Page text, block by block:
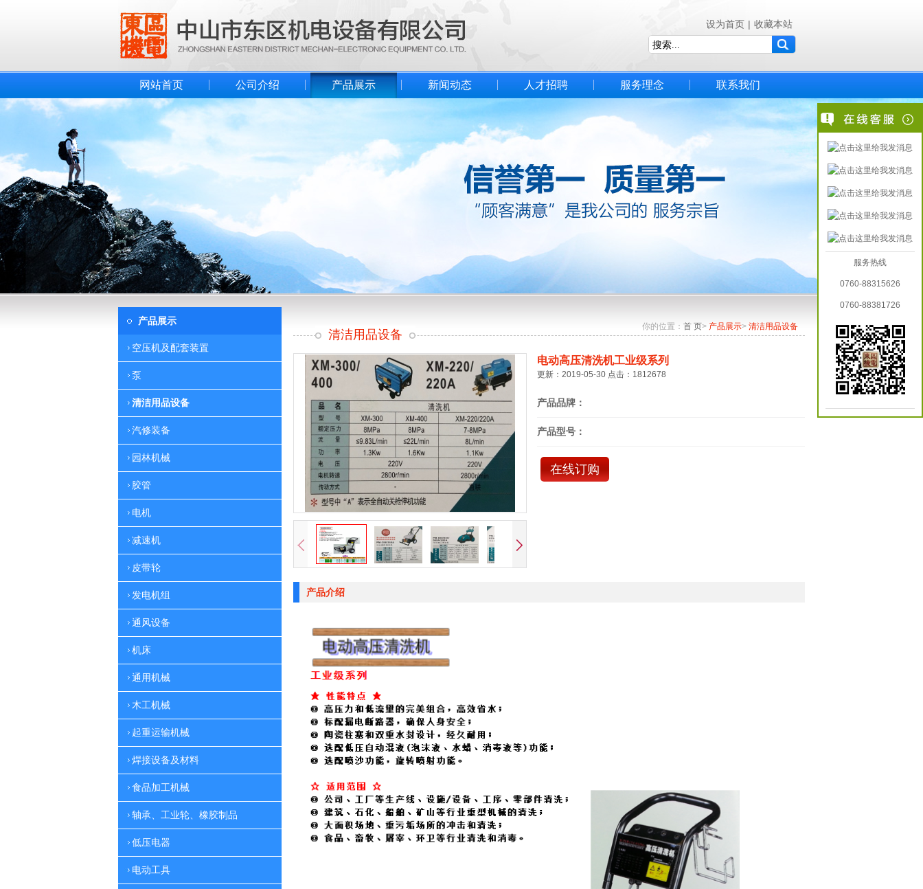
设为首页 | 收藏本站
网站首页 公司介绍 产品展示 新闻动态 人才招聘 服务理念 联系我们
产品展示
空压机及配套装置
泵
清洁用品设备
汽修装备
园林机械
胶管
电机
减速机
皮带轮
发电机组
通风设备
机床
通用机械
木工机械
起重运输机械
焊接设备及材料
食品加工机械
轴承、工业轮、橡胶制品
低压电器
电动工具
你的位置： 首 页> 产品展示> 清洁用品设备
清洁用品设备
电动高压清洗机工业级系列
更新：2019-05-30 点击：1812678
产品品牌：
产品型号：
在线订购
产品介绍
服务热线
0760-88315626
0760-88381726